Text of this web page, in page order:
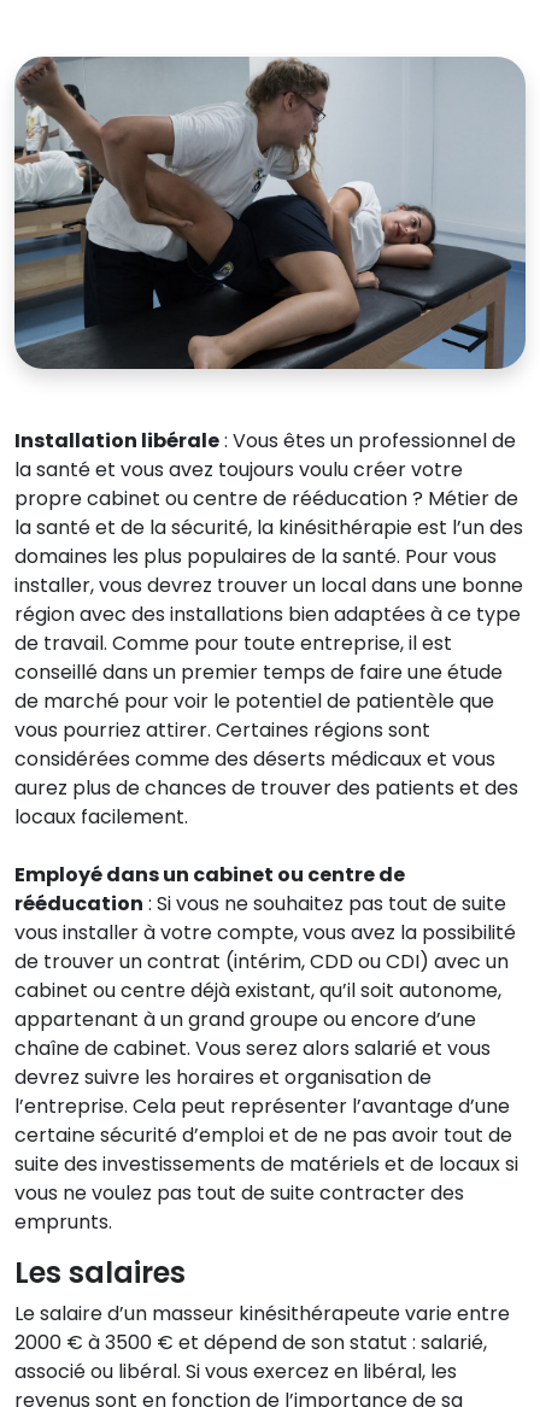
Installation libérale: Vous êtes un professionnel de
la santé et vous avez toujours voulu créer votre
propre cabinet ou centre de rééducation ? Métier de
la santé et de la sécurité, la kinésithérapie est l’un des
domaines les plus populaires de la santé. Pour vous
installer, vous devrez trouver un local dans une bonne
région avec des installations bien adaptées à ce type
de travail. Comme pour toute entreprise, il est
conseillé dans un premier temps de faire une étude
de marché pour voir le potentiel de patientèle que
vous pourriez attirer. Certaines régions sont
considérées comme des déserts médicaux et vous
aurez plus de chances de trouver des patients et des
locaux facilement.
Employé dans un cabinet ou centre de
rééducation : Si vous ne souhaitez pas tout de suite
vous installer à votre compte, vous avez la possibilité
de trouver un contrat (intérim, CDD ou CDI) avec un
cabinet ou centre déjà existant, qu’il soit autonome,
appartenant à un grand groupe ou encore d’une
chaîne de cabinet. Vous serez alors salarié et vous
devrez suivre les horaires et organisation de
l’entreprise. Cela peut représenter l’avantage d’une
certaine sécurité d’emploi et de ne pas avoir tout de
suite des investissements de matériels et de locaux si
vous ne voulez pas tout de suite contracter des
emprunts.
Les salaires
Le salaire d’un masseur kinésithérapeute varie entre
2000 € à 3500 € et dépend de son statut : salarié,
associé ou libéral. Si vous exercez en libéral, les
revenus sont en fonction de l’importance de sa